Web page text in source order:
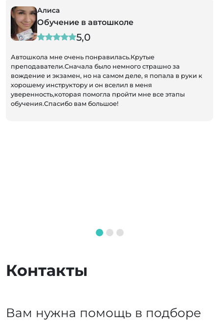
Алиса
Обучение в автошколе
5,0
Автошкола мне очень понравилась.Крутые
преподаватели.Сначала было немного страшно за
вождение и экзамен, но на самом деле, я попала в руки к
хорошему инструктору и он вселил в меня
уверенность,которая помогла пройти мне все этапы
обучения.Спасибо вам большое!
Контакты
Вам нужна помощь в подборе